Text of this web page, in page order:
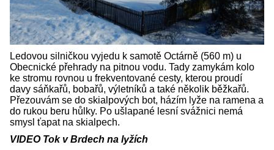
Ledovou silničkou vyjedu k samotě Octárně (560 m) u
Obecnické přehrady na pitnou vodu. Tady zamykám kolo
ke stromu rovnou u frekventované cesty, kterou proudí
davy sáňkařů, bobařů, výletníků a také několik běžkařů.
Přezouvám se do skialpových bot, házím lyže na ramena a
do rukou beru hůlky. Po ušlapané lesní svážnici nemá
smysl ťapat na skialpech.
VIDEO Tok v Brdech na lyžích